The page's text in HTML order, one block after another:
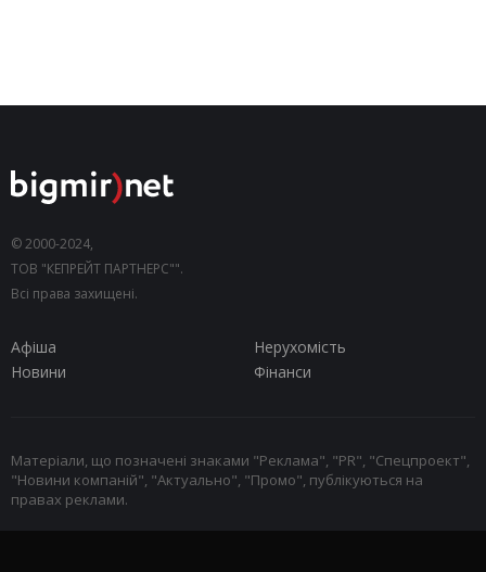
© 2000-2024,
ТОВ "КЕПРЕЙТ ПАРТНЕРС"".
Всі права захищені.
Афіша
Нерухомість
Новини
Фінанси
Матеріали, що позначені знаками "Реклама", "PR", "Спецпроект",
"Новини компаній", "Актуально", "Промо", публікуються на
правах реклами.